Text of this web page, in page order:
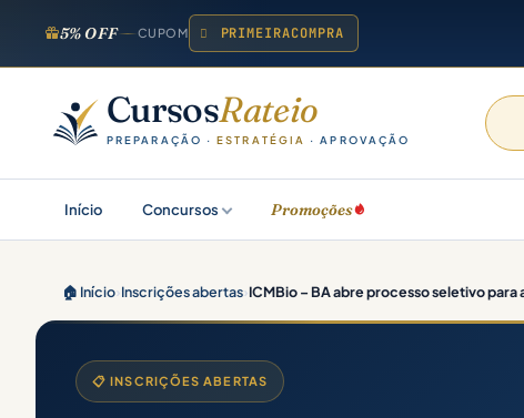
5% OFF CUPOM PRIMEIRACOMPRA
CursosRateio
PREPARAÇÃO ·ESTRATÉGIA · APROVAÇÃO
Início Concursos Promoções
🏠 Início›Inscrições abertas›ICMBio – BA abre processo seletivo
📋 INSCRIÇÕES ABERTAS